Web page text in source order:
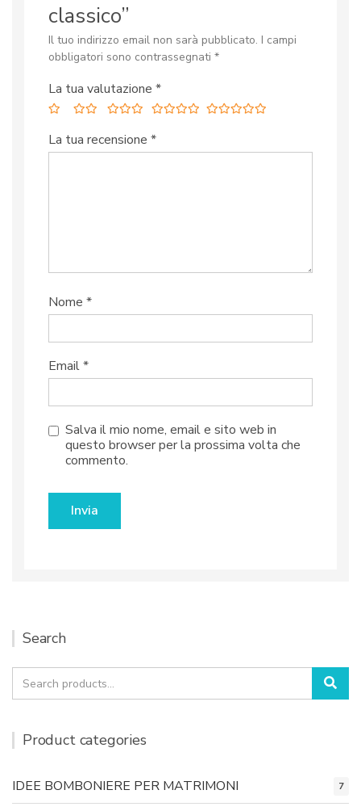
classico”
Il tuo indirizzo email non sarà pubblicato. I campi
obbligatori sono contrassegnati *
La tua valutazione *
La tua recensione *
Nome *
Email*
Salva il mio nome, email e sito web in
questo browser per la prossima volta che
commento.
Search
Search
for:
Product categories
IDEE BOMBONIERE PER MATRIMONI 7